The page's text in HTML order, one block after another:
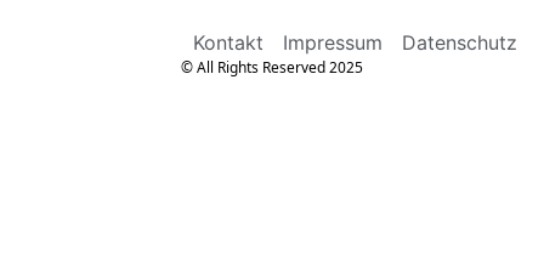
Kontakt Impressum Datenschutz
© All Rights Reserved 2025